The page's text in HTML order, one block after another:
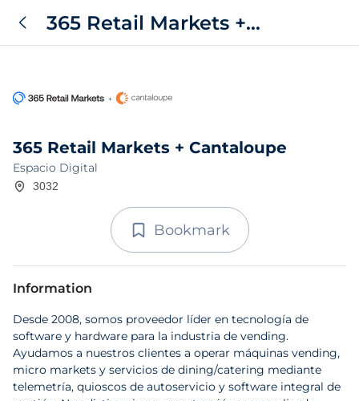
365 Retail Markets +
Cantaloupe
365 Retail Markets + Cantaloupe
Espacio Digital
3032
Bookmark
Information
Desde 2008, somos proveedor líder en tecnología de
software y hardware para la industria de vending.
Ayudamos a nuestros clientes a operar máquinas vending,
micro markets y servicios de dining/catering mediante
telemetría, quioscos de autoservicio y software integral de